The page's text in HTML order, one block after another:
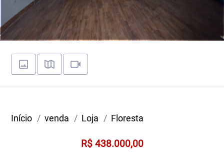
Início venda Loja Floresta
R$ 438.000,00